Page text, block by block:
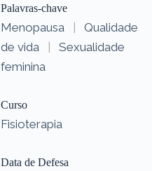
Palavras-chave
Menopausa |
Qualidade
de vida
|
Sexualidade
feminina
Curso
Fisioterapia
Data de Defesa